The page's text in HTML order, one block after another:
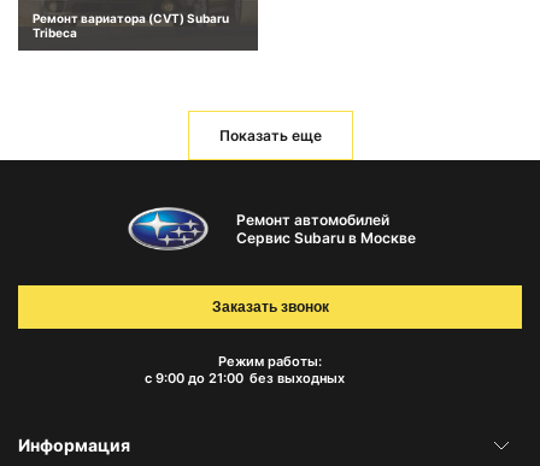
Ремонт вариатора (CVT) Subaru
Tribeca
Показать еще
Ремонт автомобилей
Сервис Subaru в Москве
Режим работы:
с 9:00 до 21:00 без выходных
Заказать звонок
Информация